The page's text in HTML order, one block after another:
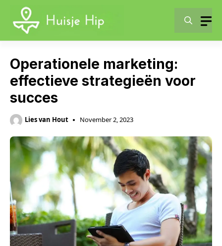
content
Operationele marketing:
effectieve strategieën voor
succes
Lies van Hout November 2, 2023